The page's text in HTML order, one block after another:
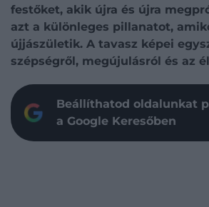
festőket, akik újra és újra
azt a különleges pillanatot,
újjászületik. A tavasz képei
szépségről, megújulásról és az
Beállíthatod oldalunkat
a Google Keresőben